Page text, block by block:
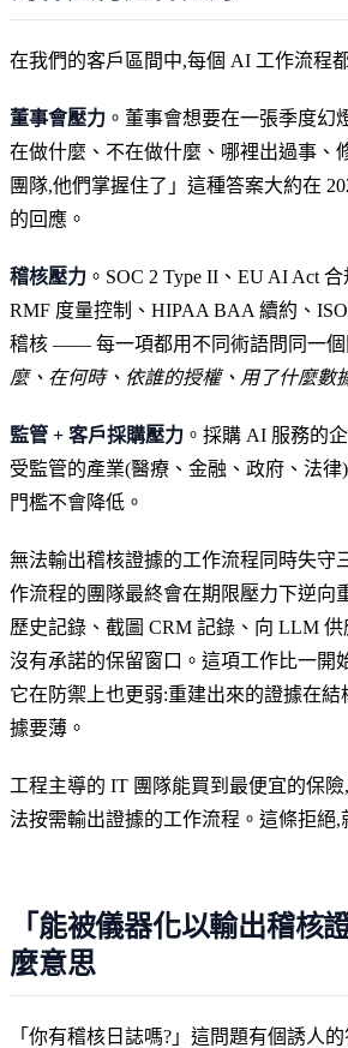
在我們的客戶區間中,每個 AI 工作流程
董事會壓力 。董事會想要在一張季度幻
在做什麼、不在做什麼、哪裡出過事、
團隊,他們掌握住了」這種答案大約在
的回應。
稽核壓力 。SOC 2 Type II、EU AI Act
RMF 度量控制、HIPAA BAA 續約、
稽核 —— 每一項都用不同術語問同一個
麼、在何時、依誰的授權、用了什麼數
監管 + 客戶採購壓力 。採購 AI 服務的
受監管的產業(醫療、金融、政府、法
門檻不會降低。
無法輸出稽核證據的工作流程同時失守
作流程的團隊最終會在期限壓力下逆
歷史記錄、截圖 CRM 記錄、向 LLM
沒有承諾的保留窗口。這項工作比一開
它在防禦上也更弱:重建出來的證據在
據要薄。
工程主導的 IT 團隊能買到最便宜的保
法按需輸出證據的工作流程。這條拒絕,
「能被儀器化以輸出稽核
麼意思
「你有稽核日誌嗎?」這問題有個誘人